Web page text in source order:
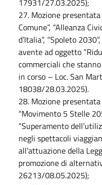
27. Mozione
Comune”, “Alleanza
d’Italia”, “Spoleto
avente ad oggetto
commerciali che
in corso – Loc. San
18038/28.03.2025).
28. Mozione
“Movimento 5 Stelle
“Superamento
negli spettacoli
all’attuazione della
promozione di
26213/08.05.2025);